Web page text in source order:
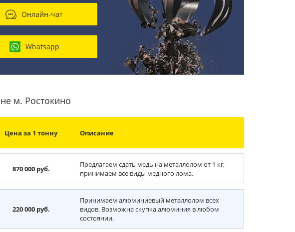
Онлайн-чат
Whatsapp
м. Ростокино
Цена за 1 тонну Описание
870 000 руб.
Предлагаем сдать медь на металлолом от 1 кг,
принимаем все виды медного лома.
220 000 руб.
Принимаем алюминиевый металлолом всех
видов. Возможна скупка алюминия в любом
состоянии.